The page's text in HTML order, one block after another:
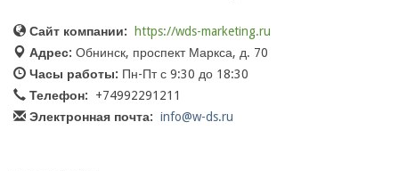
Сайт компании:
https://wds-marketing.ru
Адрес: Обнинск, проспект Маркса, д. 70
Часы работы: Пн-Пт с 9:30 до 18:30
Телефон:
+74992291211
Электронная почта: info@w-ds.ru